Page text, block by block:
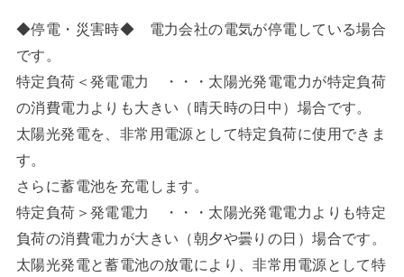
◆停電・災害時◆ 電力会社の電気が停電している場合
です。
特定負荷＜発電電力 ・・・太陽光発電電力が特定負荷
の消費電力よりも大きい（晴天時の日中）場合です。
太陽光発電を、非常用電源として特定負荷に使用できま
す。
さらに蓄電池を充電します。
特定負荷＞発電電力 ・・・太陽光発電電力よりも特定
負荷の消費電力が大きい（朝夕や曇りの日）場合です。
太陽光発電と蓄電池の放電により、非常用電源として特